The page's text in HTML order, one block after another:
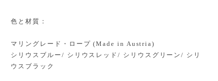
色と材質：
マリングレード・ロープ (Made in Austria)
シリウスブルー/ シリウスレッド/ シリウスグリーン/ シリ
ウスブラック